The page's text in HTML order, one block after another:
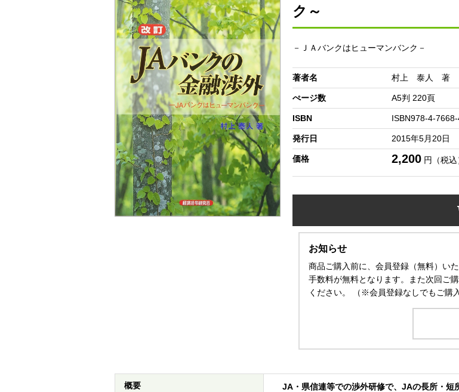
ク～
－ＪＡバンクはヒューマンバンク－
著者名 村上 泰人 著
ぺージ数 A5判 220頁
ISBN ISBN978-4-
発行日 2015年5月20日
価格 2,200円（税込
お知らせ
商品ご購入前に、会員登録（無料）い
手数料が無料となります。また次回ご
ください。 （※会員登録なしでもご購
概要
JA・県信連等での渉外研修で、JAの長所・